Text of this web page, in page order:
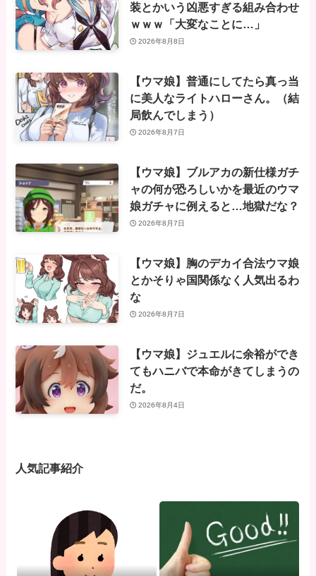
装とかいう凶悪すぎる組み合わせ
ｗｗｗ「大変なことに…」
2026年8月8日
【ウマ娘】普通にしてたら真っ当
に美人なライトハローさん。（結
局飲んでしまう）
2026年8月7日
【ウマ娘】ブルアカの新仕様ガチ
ャの何が恐ろしいかを最近のウマ
娘ガチャに例えると…地獄だな？
2026年8月7日
【ウマ娘】胸のデカイ合法ウマ娘
とかそりゃ国関係なく人気出るわ
な
2026年8月7日
【ウマ娘】ジュエルに余裕ができ
てもハニバで本命がきてしまうの
だ。
2026年8月4日
人気記事紹介